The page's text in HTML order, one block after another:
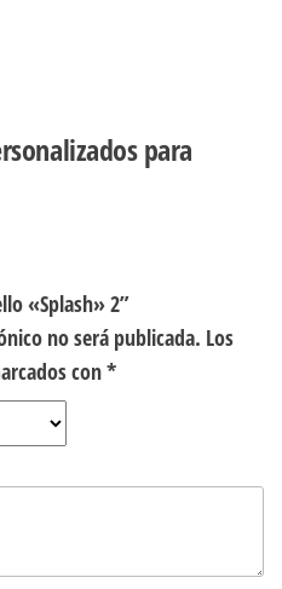
para
«Splash» 2”
no será publicada. Los
con*